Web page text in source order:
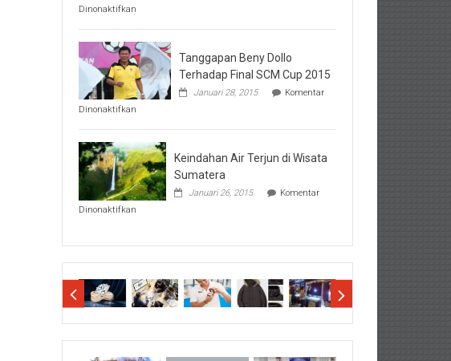
Dinonaktifkan
Hal-
Hal
Penting
Sebelum
Lihat
Hasil
Tanggapan Beny Dollo
Terhadap Final SCM Cup 2015
Januari 28, 2015
Komentar
Dinonaktifkan
Beny
Dollo
Terhadap
Final
SCM
Cup
Keindahan Air Terjun di Wisata
Sumatera
Januari 26, 2015
Komentar
Dinonaktifkan
Terjun
Sumatera